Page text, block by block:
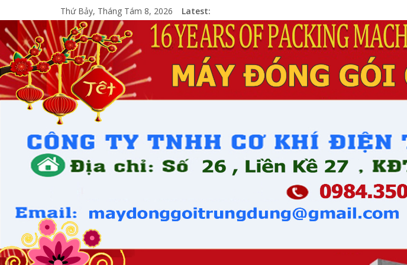
Thứ Bảy, Tháng Tám 8, 2026 Latest: